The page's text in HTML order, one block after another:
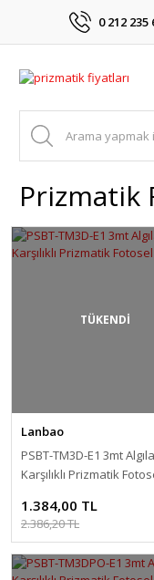
0 212 235
Prizmatik
TÜKENDİ
Lanbao
PSBT-TM3D-E1 3mt
Karşılıklı Prizmatik
1.384,00 TL
2.386,20 TL